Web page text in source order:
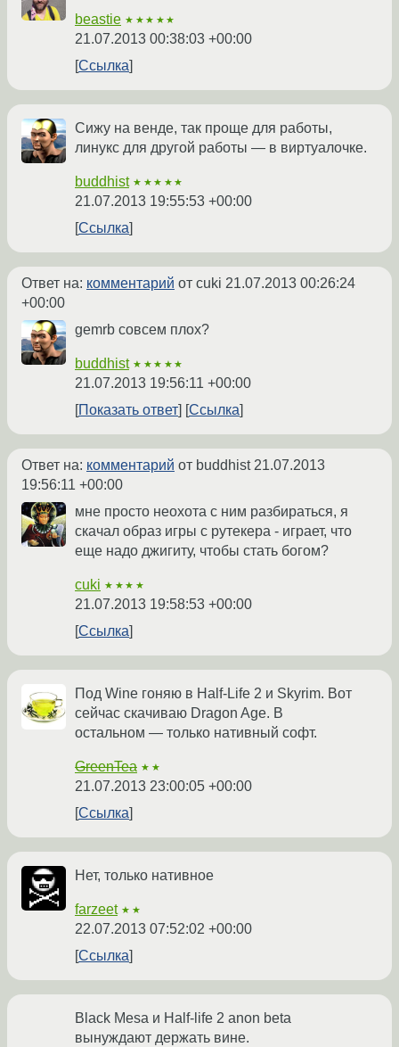
beastie ★★★★★
21.07.2013 00:38:03 +00:00
Ссылка
Сижу на венде, так проще для работы,
линукс для другой работы — в виртуалочке.
buddhist ★★★★★
21.07.2013 19:55:53 +00:00
Ссылка
Ответ на: комментарий от cuki 21.07.2013 00:26:24
+00:00
gemrb совсем плох?
buddhist ★★★★★
21.07.2013 19:56:11 +00:00
Показать ответ
Ссылка
Ответ на: комментарий от buddhist 21.07.2013
19:56:11 +00:00
мне просто неохота с ним разбираться, я
скачал образ игры с рутекера - играет, что
еще надо джигиту, чтобы стать богом?
cuki ★★★★
21.07.2013 19:58:53 +00:00
Ссылка
Под Wine гоняю в Half-Life 2 и Skyrim. Вот
сейчас скачиваю Dragon Age. В
остальном — только нативный софт.
GreenTea ★★
21.07.2013 23:00:05 +00:00
Ссылка
Нет, только нативное
farzeet ★★
22.07.2013 07:52:02 +00:00
Ссылка
Black Mesa и Half-life 2 anon beta
вынуждают держать вине.